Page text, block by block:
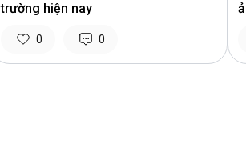
trường hiện nay
0 0